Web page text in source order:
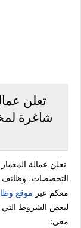
تعلن
شاغرة
تعلن عمالة
التخصصات، وظائف
معكم عبر موقع
لبعض الشروط التي
معي: